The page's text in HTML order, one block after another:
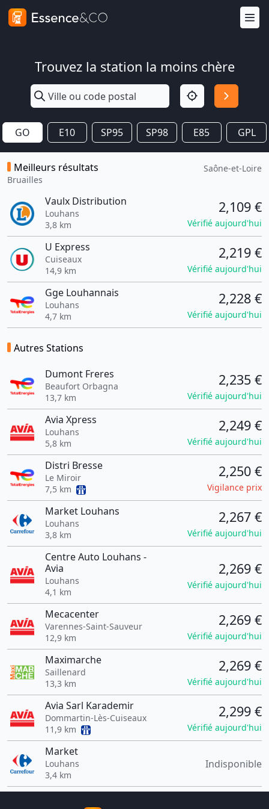
Trouvez la station la moins chère
GO E10 SP95 SP98 E85 GPL
Meilleurs résultats
Bruailles
Saône-et-Loire
Vaulx Distribution
Louhans
3,8 km
2,109 €
Vérifié aujourd'hui
U Express
Cuiseaux
14,9 km
2,219 €
Vérifié aujourd'hui
Gge Louhannais
Louhans
4,7 km
2,228 €
Vérifié aujourd'hui
Autres Stations
Dumont Freres
Beaufort Orbagna
13,7 km
2,235 €
Vérifié aujourd'hui
Avia Xpress
Louhans
5,8 km
2,249 €
Vérifié aujourd'hui
Distri Bresse
Le Miroir
7,5 km
2,250 €
Vigilance prix
Market Louhans
Louhans
3,8 km
2,267 €
Vérifié aujourd'hui
Centre Auto Louhans -
Avia
Louhans
4,1 km
2,269 €
Vérifié aujourd'hui
Mecacenter
Varennes-Saint-Sauveur
12,9 km
2,269 €
Vérifié aujourd'hui
Maximarche
Saillenard
13,3 km
2,269 €
Vérifié aujourd'hui
Avia Sarl Karademir
Dommartin-Lès-Cuiseaux
11,9 km
2,299 €
Vérifié aujourd'hui
Market
Louhans
3,4 km
Indisponible